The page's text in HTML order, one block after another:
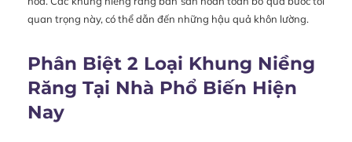
quan trọng này, có thể dẫn đến những hậu quả khôn lường.
Phân Biệt 2 Loại Khung Niềng
Răng Tại Nhà Phổ Biến Hiện
Nay